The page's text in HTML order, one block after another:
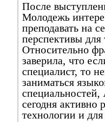
После
Молодежь
преподавать на
перспективы для
Относительно
заверила, что
специалист, то
заниматься
сегодня
технологии и